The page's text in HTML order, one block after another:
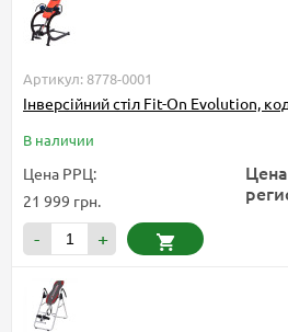
Артикул: 8778-0001
Інверсійний стіл Fit-On Evolution,
В наличии
Цена РРЦ:
21 999 грн.
- +